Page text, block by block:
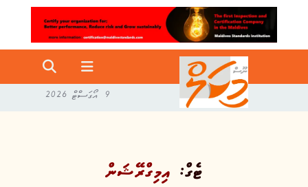
9 އޯގަސްޓް 2026
ޓެގް: އިމިގްރޭޝަން